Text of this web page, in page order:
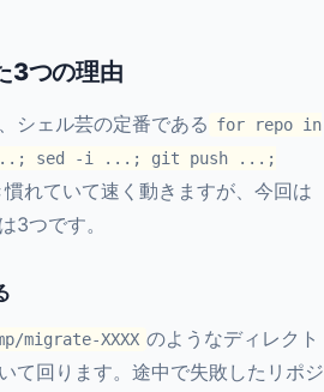
3つの理由
シェル芸の定番である for repo in
sed -i ...; git push ...;
れていて速く動きますが、今回は
3つです。
migrate-XXXX のようなディレクト
て回ります。途中で失敗したリポジ